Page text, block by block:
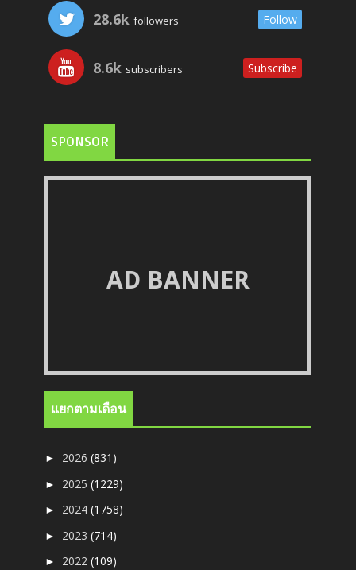
28.6k followers Follow
8.6k subscribers Subscribe
SPONSOR
AD BANNER
แยกตามเดือน
► 2026(831)
► 2025(1229)
► 2024(1758)
► 2023(714)
► 2022(109)